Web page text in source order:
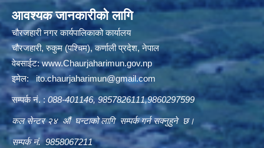
आवश्यक जानकारीको लागि
चौरजहारी नगर कार्यपालिकाको कार्यालय
चौरजहारी, रुकुम (पश्चिम), कर्णाली प्रदेश, नेपाल
वेबसाईट:www.Chaurjaharimun.gov.np
इमेल:ito.chaurjaharimun@gmail.com
सम्पर्क नं. : 088-401146, 9857826111,9860297599
कल सेन्टर २४ औं घन्टाको लागि सम्पर्क गर्न सक्नुहुने छ।
सम्पर्क नं. 9858067211